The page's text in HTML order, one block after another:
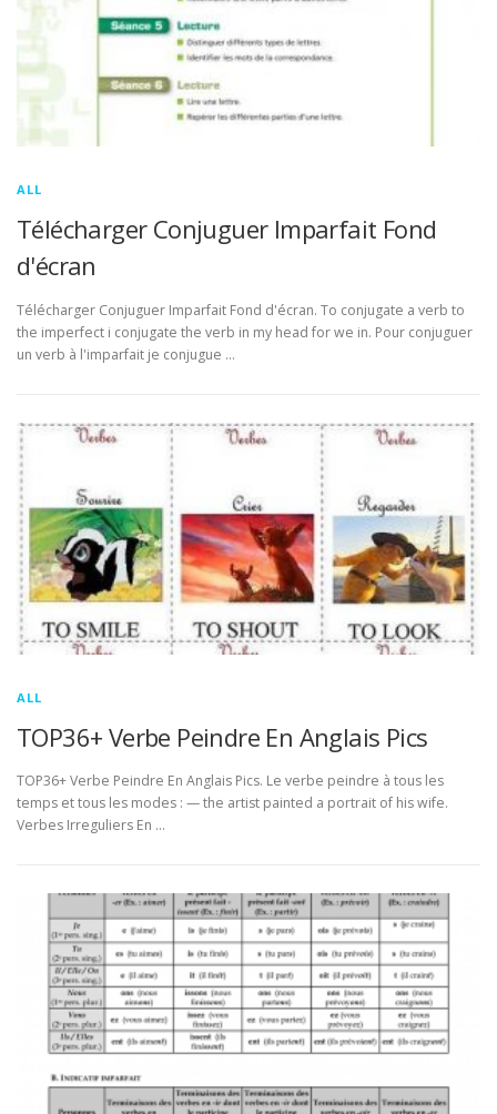
ALL
Télécharger Conjuguer Imparfait Fond
d'écran
Télécharger Conjuguer Imparfait Fond d'écran. To conjugate a verb to
the imperfect i conjugate the verb in my head for we in. Pour conjuguer
un verb à l'imparfait je conjugue …
ALL
TOP36+ Verbe Peindre En Anglais Pics
TOP36+ Verbe Peindre En Anglais Pics. Le verbe peindre à tous les
temps et tous les modes : — the artist painted a portrait of his wife.
Verbes Irreguliers En …